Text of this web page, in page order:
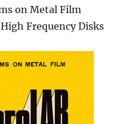
on Metal Film
Frequency Disks